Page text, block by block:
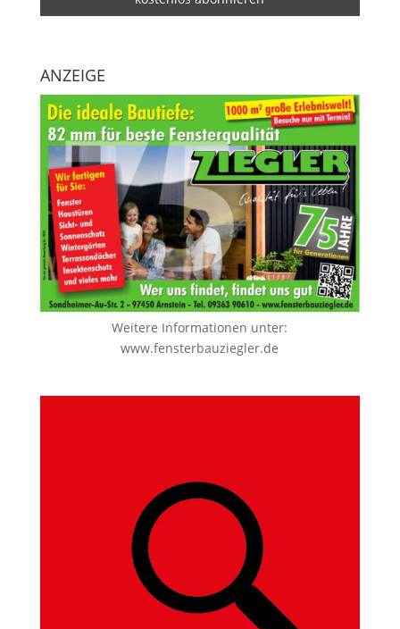
ANZEIGE
Weitere Informationen unter:
www.fensterbauziegler.de